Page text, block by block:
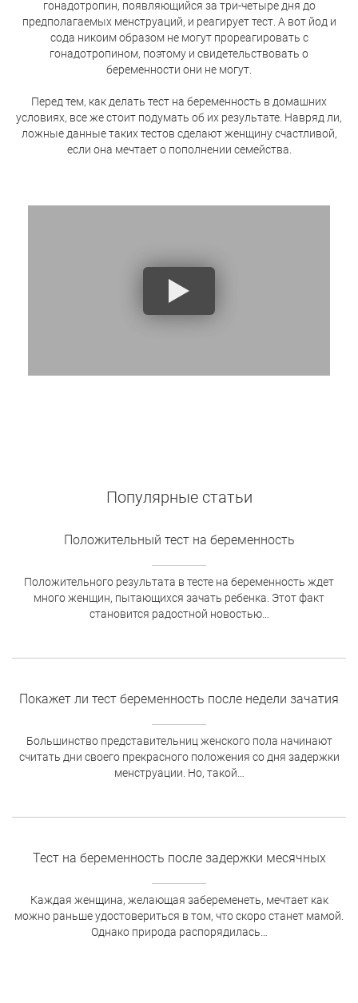
гонадотропин, появляющийся за три-четыре дня до
предполагаемых менструаций, и реагирует тест. А вот йод и
сода никоим образом не могут прореагировать с
гонадотропином, поэтому и свидетельствовать о
беременности они не могут.
Перед тем, как делать тест на беременность в домашних
условиях, все же стоит подумать об их результате. Навряд ли,
ложные данные таких тестов сделают женщину счастливой,
если она мечтает о пополнении семейства.
Популярные статьи
Положительный тест на беременность
Положительного результата в тесте на беременность ждет
много женщин, пытающихся зачать ребенка. Этот факт
становится радостной новостью…
Покажет ли тест беременность после недели зачатия
Большинство представительниц женского пола начинают
считать дни своего прекрасного положения со дня задержки
менструации. Но, такой…
Тест на беременность после задержки месячных
Каждая женщина, желающая забеременеть, мечтает как
можно раньше удостовериться в том, что скоро станет мамой.
Однако природа распорядилась…